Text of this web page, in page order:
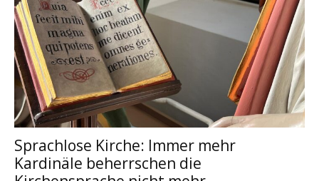
Sprachlose Kirche: Immer mehr
Kardinäle beherrschen die